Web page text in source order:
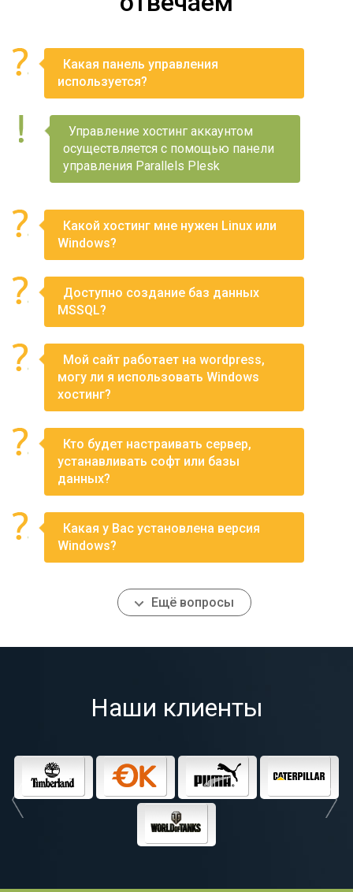
Какая панель управления
используется?
Управление хостинг аккаунтом
осуществляется с помощью панели
управления Parallels Plesk
Какой хостинг мне нужен Linux или
Windows?
Доступно создание баз данных
MSSQL?
Мой сайт работает на wordpress,
могу ли я использовать Windows
хостинг?
Кто будет настраивать сервер,
устанавливать софт или базы
данных?
Какая у Вас установлена версия
Windows?
Ещё вопросы
Наши клиенты